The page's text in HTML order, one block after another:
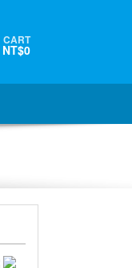
CART
NT$0